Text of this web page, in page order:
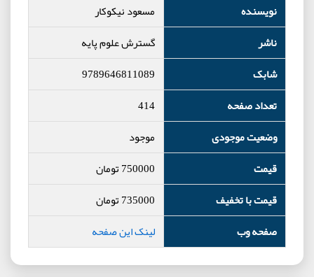
نویسنده
مسعود نیکوکار
ناشر
گسترش علوم پایه
شابک
9789646811089
تعداد صفحه
414
وضعیت موجودی
موجود
قیمت
750000تومان
قیمت با تخفیف
735000تومان
صفحه وب
لینک این صفحه